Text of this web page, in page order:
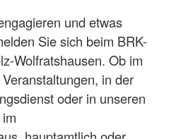
und etwas
Sie sich beim BRK-
Wolfratshausen. Ob im
in der
oder in unseren